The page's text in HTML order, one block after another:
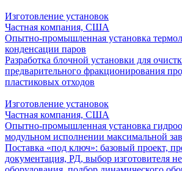
Изготовление установок
Частная компания, США
Опытно-промышленная установка
конденсации паров
Разработка блочной установки для
предварительного фракционирования
пластиковых отходов
Изготовление установок
Частная компания, США
Опытно-промышленная установка
модульном исполнении максимальной
Поставка «под ключ»: базовый проект,
документация, РД, выбор изготовителя